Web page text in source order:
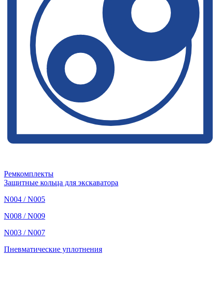
Ремкомплекты
Защитные кольца для экскаватора
N004 / N005
N008 / N009
N003 / N007
Пневматические уплотнения